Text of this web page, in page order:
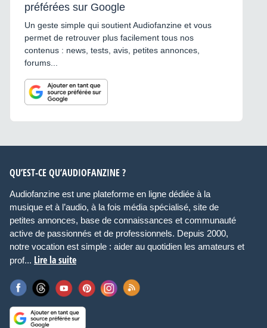
préférées sur Google
Un geste simple qui soutient Audiofanzine et vous
permet de retrouver plus facilement tous nos
contenus : news, tests, avis, petites annonces,
forums...
QU’EST-CE QU’AUDIOFANZINE ?
Audiofanzine est une plateforme en ligne dédiée à la
musique et à l’audio, à la fois média spécialisé, site de
petites annonces, base de connaissances et communauté
active de passionnés et de professionnels. Depuis 2000,
notre vocation est simple : aider au quotidien les amateurs et
prof... Lire la suite